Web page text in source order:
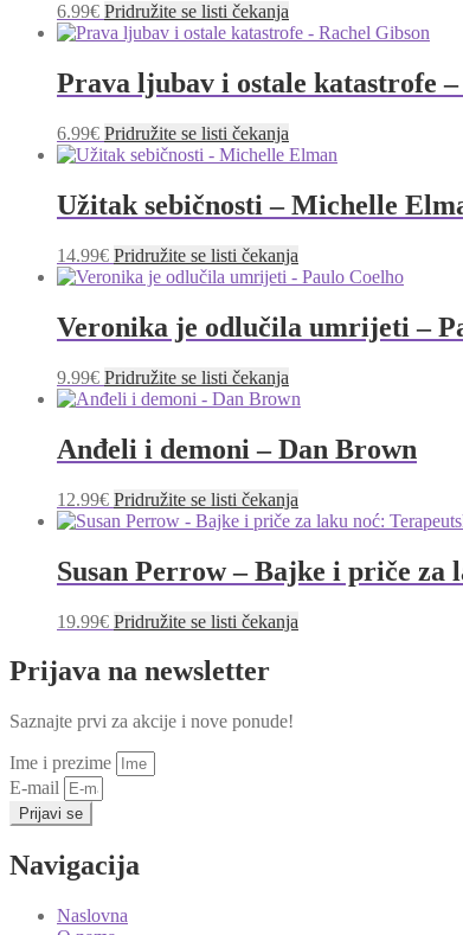
6.99€ Pridružite se listi čekanja
Prava ljubav i ostale katastrofe
6.99€ Pridružite se listi čekanja
Užitak sebičnosti – Michelle
14.99€ Pridružite se listi čekanja
Veronika je odlučila umrijeti –
9.99€ Pridružite se listi čekanja
Anđeli i demoni – Dan Brown
12.99€ Pridružite se listi čekanja
Susan Perrow – Bajke i priče za
19.99€ Pridružite se listi čekanja
Prijava na newsletter
Saznajte prvi za akcije i nove ponude!
Ime i prezime
E-mail
Prijavi se
Navigacija
Naslovna